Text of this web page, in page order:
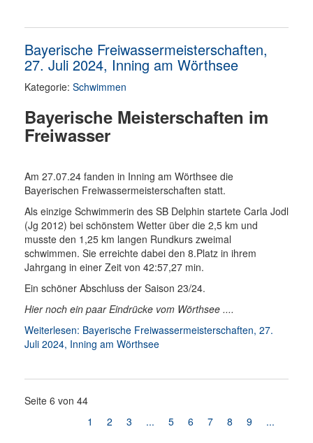
Bayerische Freiwassermeisterschaften,
27. Juli 2024, Inning am Wörthsee
Kategorie: Schwimmen
Bayerische Meisterschaften im
Freiwasser
Am 27.07.24 fanden in Inning am Wörthsee die
Bayerischen Freiwassermeisterschaften statt.
Als einzige Schwimmerin des SB Delphin startete Carla Jodl
(Jg 2012) bei schönstem Wetter über die 2,5 km und
musste den 1,25 km langen Rundkurs zweimal
schwimmen. Sie erreichte dabei den 8.Platz in ihrem
Jahrgang in einer Zeit von 42:57,27 min.
Ein schöner Abschluss der Saison 23/24.
Hier noch ein paar Eindrücke vom Wörthsee ....
Weiterlesen: Bayerische Freiwassermeisterschaften, 27.
Juli 2024, Inning am Wörthsee
Seite 6 von 44
1
2 3 ... 5 6 7 8 9 ...